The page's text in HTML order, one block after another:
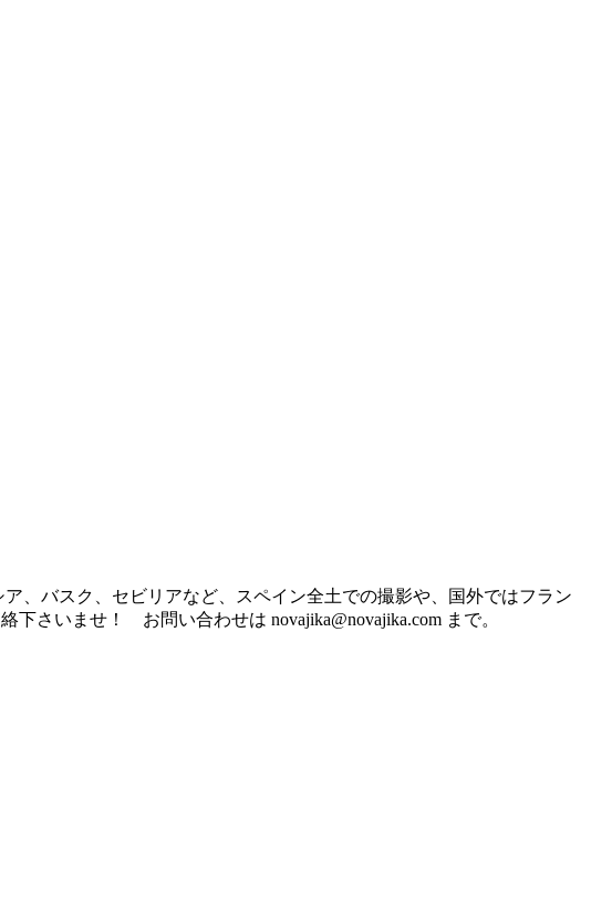
、バスク、セビリアなど、スペイン全土での撮影や、国外ではフラン
さいませ！ お問い合わせは novajika@novajika.com まで。